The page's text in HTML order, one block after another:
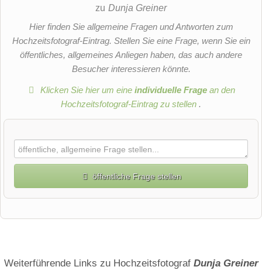
zu Dunja Greiner
Hier finden Sie allgemeine Fragen und Antworten zum
Hochzeitsfotograf-Eintrag. Stellen Sie eine Frage, wenn Sie ein
öffentliches, allgemeines Anliegen haben, das auch andere
Besucher interessieren könnte.
Klicken Sie hier um eineindividuelle Frage an den
Hochzeitsfotograf-Eintrag zu stellen .
öffentliche Frage stellen
Weiterführende Links zu Hochzeitsfotograf Dunja Greiner